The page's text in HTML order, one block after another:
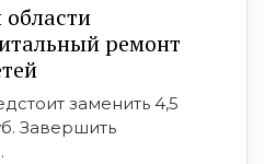
ремонт
заменить 4,5
Завершить